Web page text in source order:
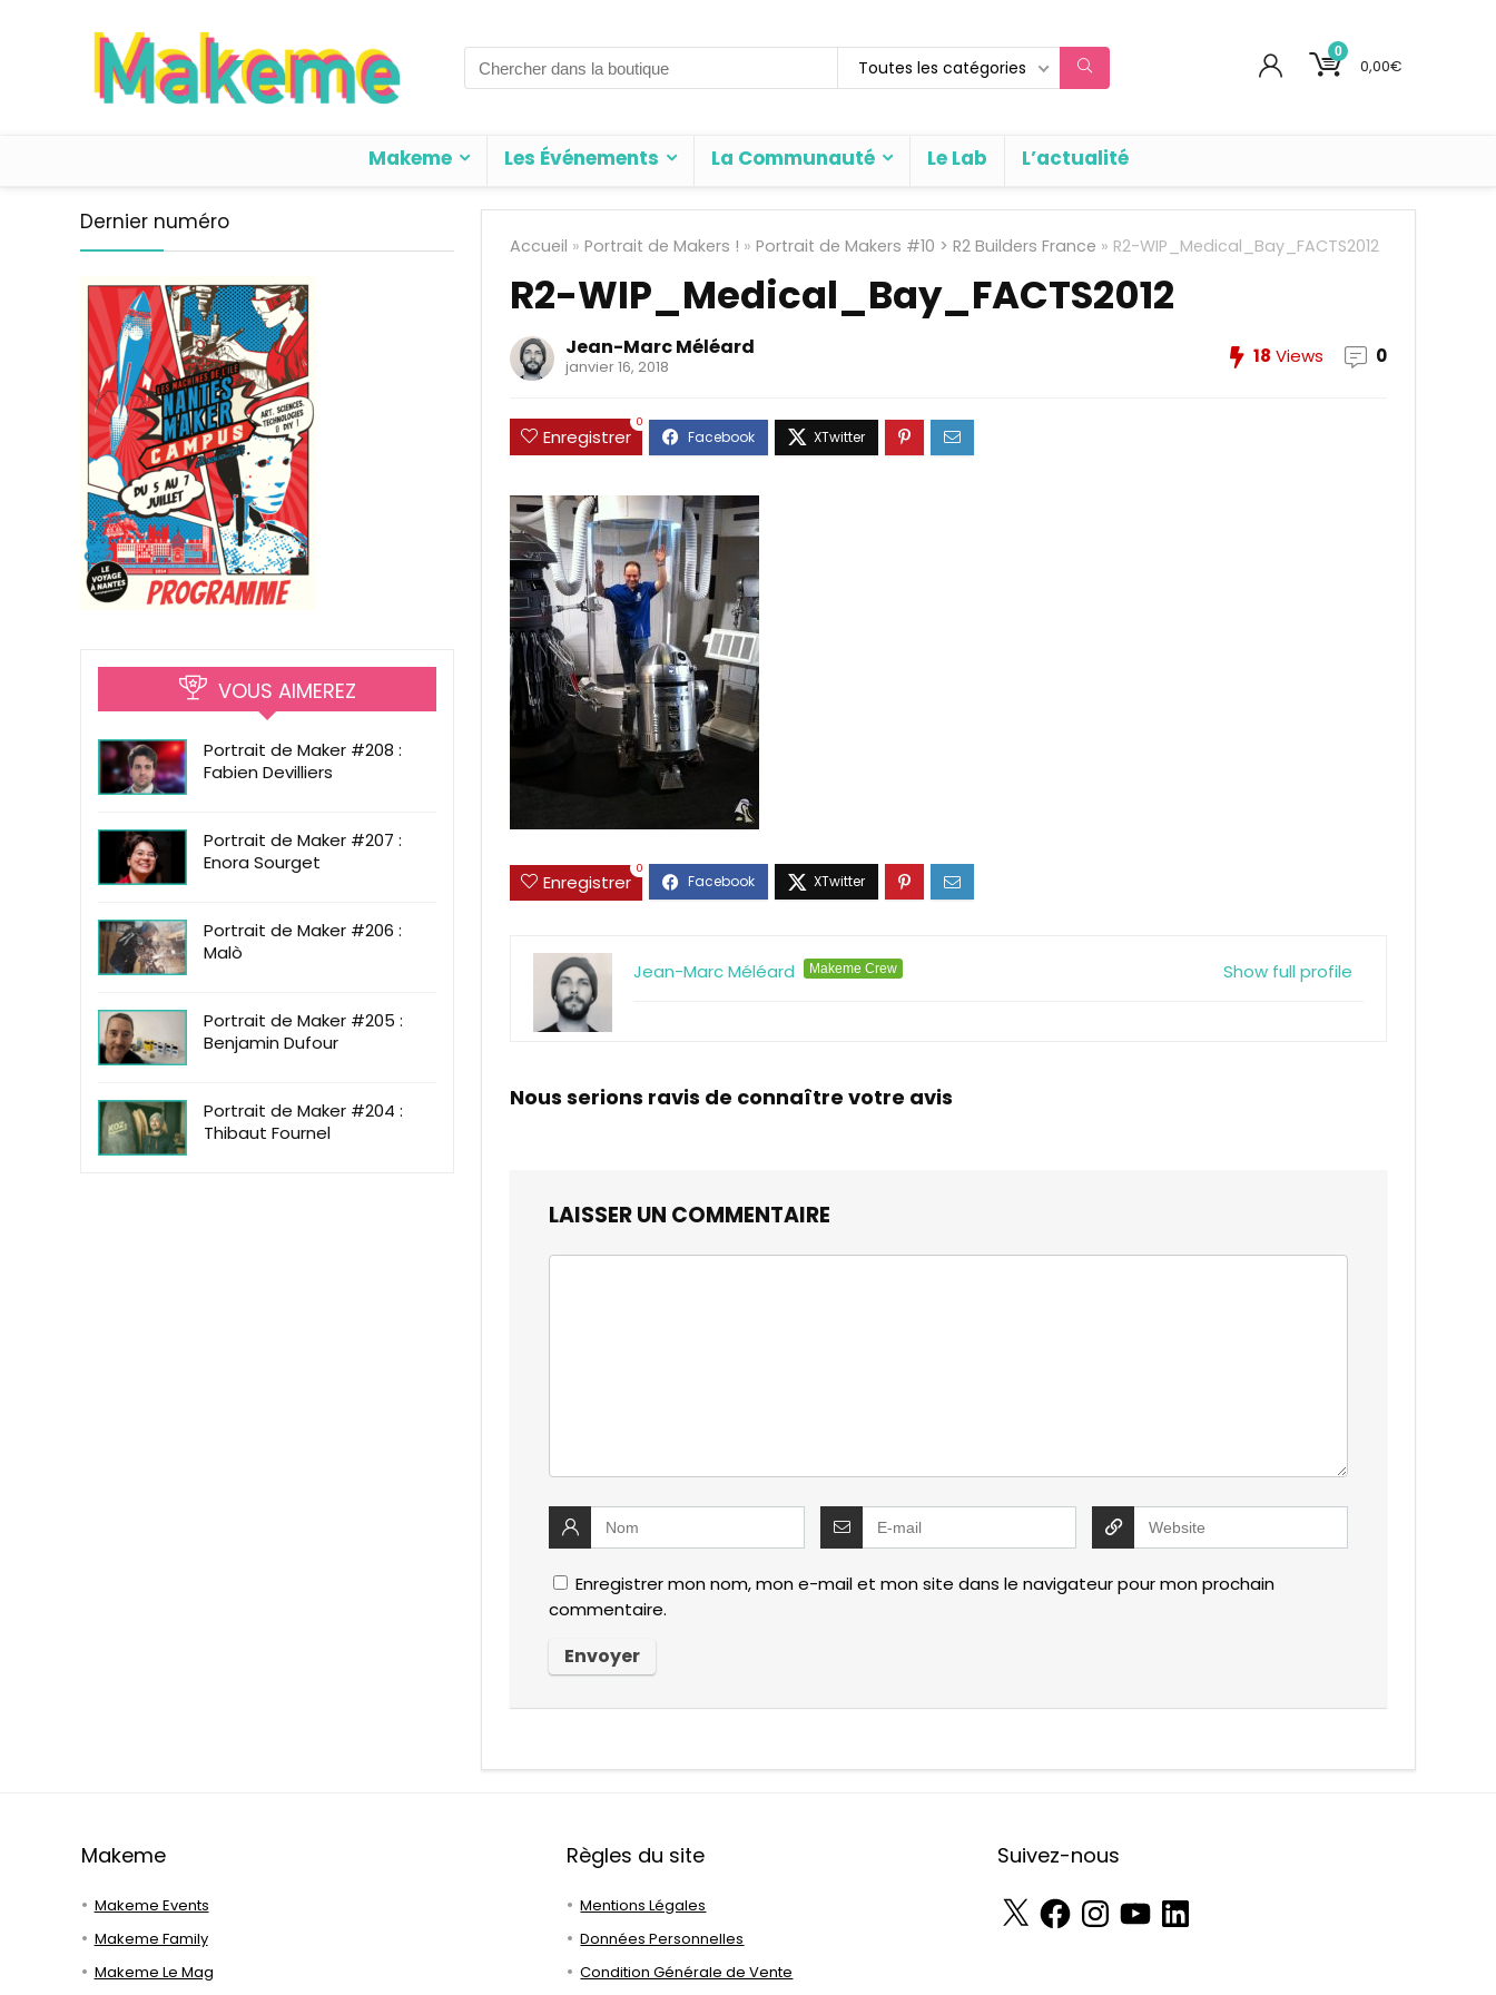
Search
for:
Toutes les catégories
0
0,00€
Makeme Les Événements La Communauté Le Lab L’actualité
Accueil » Portrait de Makers ! » Portrait de Makers #10 > R2 Builders France » R2-WIP_Medical_Bay_FACTS2012
R2-WIP_Medical_Bay_FACTS2012
Jean-Marc Méléard
janvier 16, 2018 18 Views 0
Enregistrer
0
Enregistrer
0
Show full profile
Jean-Marc Méléard Makeme Crew
Nous serions ravis de connaître votre avis
LAISSER UN COMMENTAIRE
Enregistrer mon nom, mon e-mail et mon site dans le navigateur pour mon prochain
commentaire.
Dernier numéro
VOUS AIMEREZ
Portrait de Maker #208 :
Fabien Devilliers
Portrait de Maker #207 :
Enora Sourget
Portrait de Maker #206 :
Malò
Portrait de Maker #205 :
Benjamin Dufour
Portrait de Maker #204 :
Thibaut Fournel
Makeme
Makeme Events
Makeme Family
Makeme Le Mag
Règles du site
Mentions Légales
Données Personnelles
Condition Générale de Vente
Suivez-nous
X FacebookInstagramYouTube
LinkedIn